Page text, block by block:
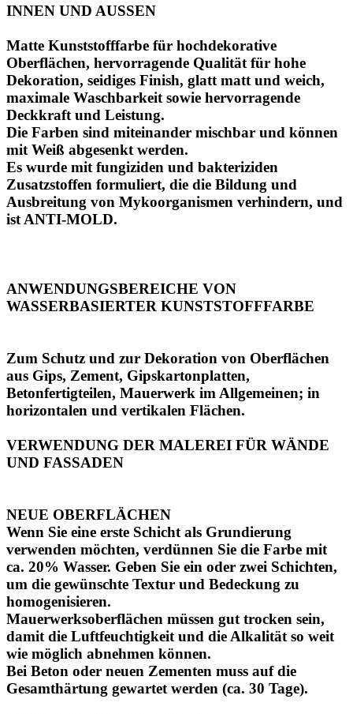
INNEN UND AUSSEN
Matte Kunststofffarbe für hochdekorative
Oberflächen, hervorragende Qualität für hohe
Dekoration, seidiges Finish, glatt matt und weich,
maximale Waschbarkeit sowie hervorragende
Deckkraft und Leistung.
Die Farben sind miteinander mischbar und können
mit Weiß abgesenkt werden.
Es wurde mit fungiziden und bakteriziden
Zusatzstoffen formuliert, die die Bildung und
Ausbreitung von Mykoorganismen verhindern, und
ist ANTI-MOLD.
ANWENDUNGSBEREICHE VON
WASSERBASIERTER KUNSTSTOFFFARBE
Zum Schutz und zur Dekoration von Oberflächen
aus Gips, Zement, Gipskartonplatten,
Betonfertigteilen, Mauerwerk im Allgemeinen; in
horizontalen und vertikalen Flächen.
VERWENDUNG DER MALEREI FÜR WÄNDE
UND FASSADEN
NEUE OBERFLÄCHEN
Wenn Sie eine erste Schicht als Grundierung
verwenden möchten, verdünnen Sie die Farbe mit
ca. 20% Wasser. Geben Sie ein oder zwei Schichten,
um die gewünschte Textur und Bedeckung zu
homogenisieren.
Mauerwerksoberflächen müssen gut trocken sein,
damit die Luftfeuchtigkeit und die Alkalität so weit
wie möglich abnehmen können.
Bei Beton oder neuen Zementen muss auf die
Gesamthärtung gewartet werden (ca. 30 Tage).